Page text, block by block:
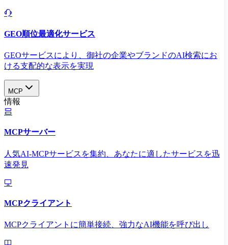
GEO順位最適化サービス
GEOサービスにより、御社の企業やブランドのAI検索にお
ける支配的な表示を実現​
MCP
情報
MCPサーバー
人気AI-MCPサービスを集約、あなたに適したサービスを迅
速発見
MCPクライアント
MCPクライアントに簡単接続、強力なAI機能を呼び出し